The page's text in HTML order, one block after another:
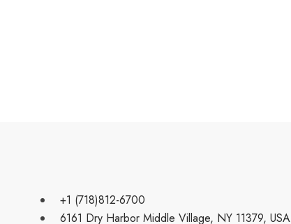
+1 (718)812-6700
6161 Dry Harbor Middle Village, NY 11379, USA